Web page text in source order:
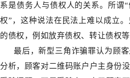
系是债务人与债权人的关系。所谓
权”，这种说法在民法上难以成立
的债权，例如放弃债权、转让债权等
最后，新型三角诈骗罪认为顾
分析，顾客对二维码账户户主身份